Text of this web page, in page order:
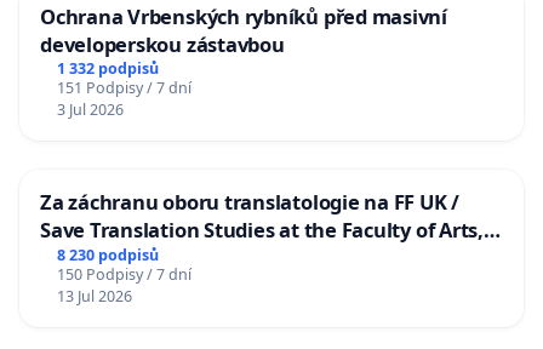
Ochrana Vrbenských rybníků před masivní
developerskou zástavbou
1 332 podpisů
151 Podpisy / 7 dní
3 Jul 2026
Za záchranu oboru translatologie na FF UK /
Save Translation Studies at the Faculty of Arts,
Charles University
8 230 podpisů
150 Podpisy / 7 dní
13 Jul 2026